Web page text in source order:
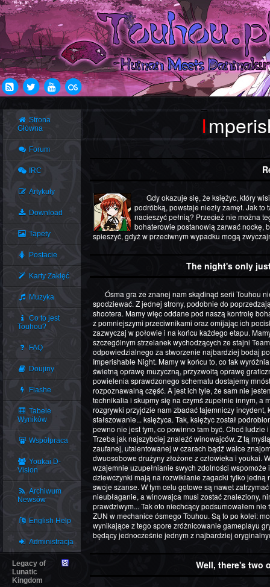
Strona
Główna
Forum
IRC
Artykuły
Download
Tapety
Postacie
Karty Zaklęć
Muzyka
Co to jest
Touhou?
FAQ
Doujiny
Flashe
Tabele
Wyników
Współpraca
Youkai D-
Vision
Archiwum
Newsów
English Help
Administracja
Legacy of
Lunatic
Kingdom
Gdy okazuje się, że księżyc, który wisi nad Gensokyo, jest tak naprawdę nadzwyczaj udaną
podróbką, powstaje niezły zamęt. Jak
nacieszyć pełnią? Przecież nie można
bohaterowie postanowią zarwać nockę,
spieszyć, gdyż w przeciwnym wypadku mogą
The night's only
Ósma gra ze znanej nam skądinąd serii Touhou niekoniecznie prezentuje się tak, jak można by się po niej
spodziewać. Z jednej strony, podobnie do
shootera. Mamy więc oddane pod naszą kontrolę
z pomniejszymi przeciwnikami oraz omijając ich
zazwyczaj w połowie i na końcu każdego etapu.
szczególnym strzelanek wychodzących ze stajni
odpowiedzialnego za stworzenie najbardziej bodaj
Imperishable Night. Mamy w końcu to, co tak
świetną oprawę muzyczną, przyzwoitą oprawę
powielenia sprawdzonego schematu dostajemy
rozpoznawalną część. A jest ich tyle, że sam nie
technikalia i skupmy się na czymś zupełnie innym, a
rozgrywki przyjdzie nam zbadać tajemniczy
sfałszowanie... księżyca. Tak, księżyc został
pewno nie jest tym, co powinno tam być. Choć
Trzeba jak najszybciej znaleźć winowajców. Z tą
zaufanej, utalentowanej w czarach bądź walce
dwuosobowe drużyny złożone z człowieka i youkai.
wzajemnie uzupełnianie swych zdolności
dziewczynki mają na rozwikłanie zagadki tylko
swoje szanse. W tym celu gotowe są nawet
nieubłaganie, a winowajca musi zostać znaleziony,
prawdziwym... Tak oto niechcący podsumowałem
ZUN w mechanice ósmego Touhou. Są to po kolei:
wynikające z tego spore zróżnicowanie gameplayu
będący jednocześnie jednym z najbardziej
Well, there's two